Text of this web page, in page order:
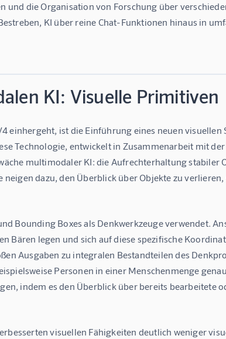
und die Organisation von Forschung über
KI über reine Chat-Funktionen hinaus in
KI: Visuelle Primitiven
einhergeht, ist die Einführung eines neuen visuellen
Technologie, entwickelt in Zusammenarbeit mit
multimodaler KI: die Aufrechterhaltung stabiler
dazu, den Überblick über Objekte zu
Bounding Boxes als Denkwerkzeuge verwendet.
Bären legen und sich auf diese spezifische
Ausgaben zu integralen Bestandteilen des
Personen in einer Menschenmenge
indem es den Überblick über bereits bearbeitete
visuellen Fähigkeiten deutlich weniger